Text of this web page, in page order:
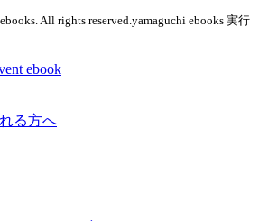
All rights reserved.yamaguchi ebooks 実行
ebook
る方へ